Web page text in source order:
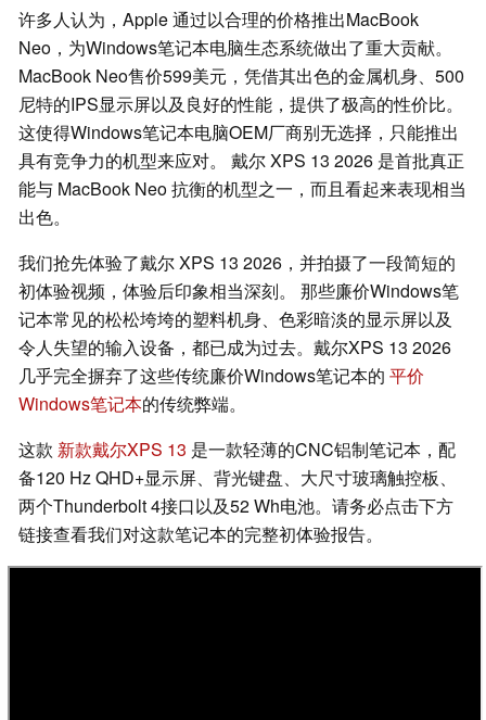
许多人认为，Apple 通过以合理的价格推出MacBook
Neo，为Windows笔记本电脑生态系统做出了重大贡献。
MacBook Neo售价599美元，凭借其出色的金属机身、500
尼特的IPS显示屏以及良好的性能，提供了极高的性价比。
这使得Windows笔记本电脑OEM厂商别无选择，只能推出
具有竞争力的机型来应对。 戴尔 XPS 13 2026 是首批真正
能与 MacBook Neo 抗衡的机型之一，而且看起来表现相当
出色。
我们抢先体验了戴尔 XPS 13 2026，并拍摄了一段简短的
初体验视频，体验后印象相当深刻。 那些廉价Windows笔
记本常见的松松垮垮的塑料机身、色彩暗淡的显示屏以及
令人失望的输入设备，都已成为过去。戴尔XPS 13 2026
几乎完全摒弃了这些传统廉价Windows笔记本的 平价
Windows笔记本的传统弊端。
这款 新款戴尔XPS 13 是一款轻薄的CNC铝制笔记本，配
备120 Hz QHD+显示屏、背光键盘、大尺寸玻璃触控板、
两个Thunderbolt 4接口以及52 Wh电池。请务必点击下方
链接查看我们对这款笔记本的完整初体验报告。